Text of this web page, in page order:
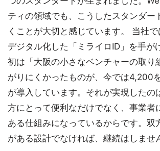
ティの領域でも、こうしたスタンダー
くことが大切と感じています。 当社
デジタル化した「ミライロID」を手が
初は「大阪の小さなベンチャーの取り
がりにくかったものが、今では4,200
が導入しています。それが実現したの
方にとって便利なだけでなく、事業者
ある仕組みになっているからです。双
がある設計でなければ、継続はしませ